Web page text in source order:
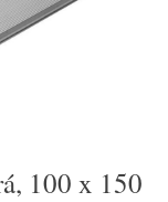
100 x 150